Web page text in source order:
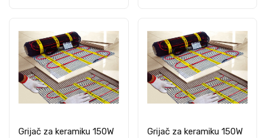
Grijač za keramiku 150W Grijač za keramiku 150W